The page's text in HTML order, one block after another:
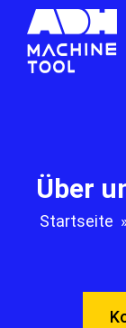
Über
Startseite